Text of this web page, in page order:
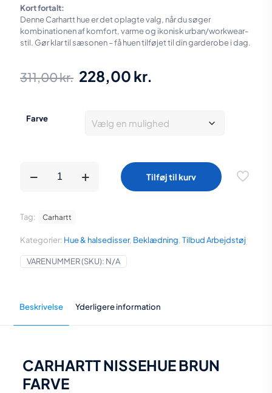
Kort fortalt:
Denne Carhartt hue er det oplagte valg, når du søger
kombinationen af komfort, varme og ikonisk urban/workwear-
stil. Gør klar til sæsonen – få huen tilføjet til din garderobe i dag.
311,00kr. Den
var:
228,00 kr.
er:
Farve
NISSEHUE
antal
Tilføj til kurv
VARENUMMER (SKU): N/A
Kategorier: Hue & halsedisser, Beklædning,Tilbud Arbejdstøj
Tag: Carhartt
Beskrivelse Yderligere information
CARHARTT NISSEHUE BRUN
FARVE